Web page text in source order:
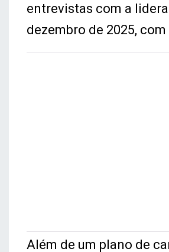
entrevistas com a
dezembro de 2025,
Além de um plano de